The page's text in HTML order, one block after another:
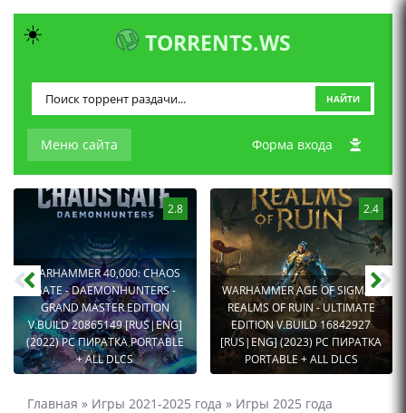
TORRENTS.WS
Меню сайта
НАЙТИ
Форма входа
2.8
WARHAMMER 40,000: CHAOS
GATE - DAEMONHUNTERS -
GRAND MASTER EDITION
V.BUILD 20865149 [RUS|ENG]
(2022) PC ПИРАТКА PORTABLE
+ ALL DLCS
2.4
WARHAMMER AGE OF SIGMAR:
REALMS OF RUIN - ULTIMATE
EDITION V.BUILD 16842927
[RUS|ENG] (2023) PC ПИРАТКА
PORTABLE + ALL DLCS
Главная » Игры 2021-2025 года » Игры 2025 года
☀️